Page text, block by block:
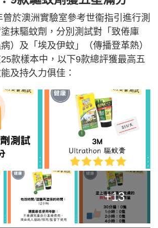
於澳洲實驗室參考世衞指引進行測
抹驅蚊劑，分別測試對「致倦庫
）及「埃及伊蚊」（傳播登革熱）
款樣本中，以下9款總評獲最高五
及持久力俱佳：
+13